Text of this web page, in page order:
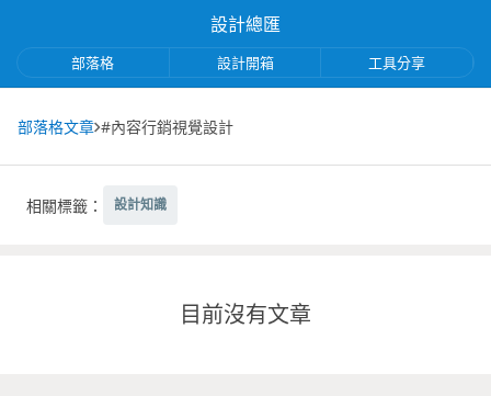
設計總匯
部落格 設計開箱 工具分享
部落格文章 #內容行銷視覺設計
相關標籤： 設計知識
目前沒有文章